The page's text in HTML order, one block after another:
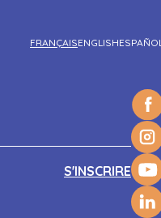
FRANÇAISENGLISHESPAÑOL